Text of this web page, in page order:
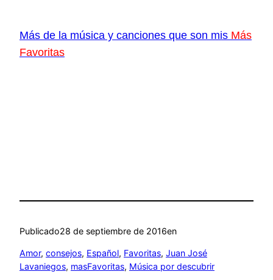
Más de la música y canciones que son mis Más
Favoritas
Publicado28 de septiembre de 2016en
Amor, consejos, Español, Favoritas, Juan José
Lavaniegos, masFavoritas, Música por descubrir